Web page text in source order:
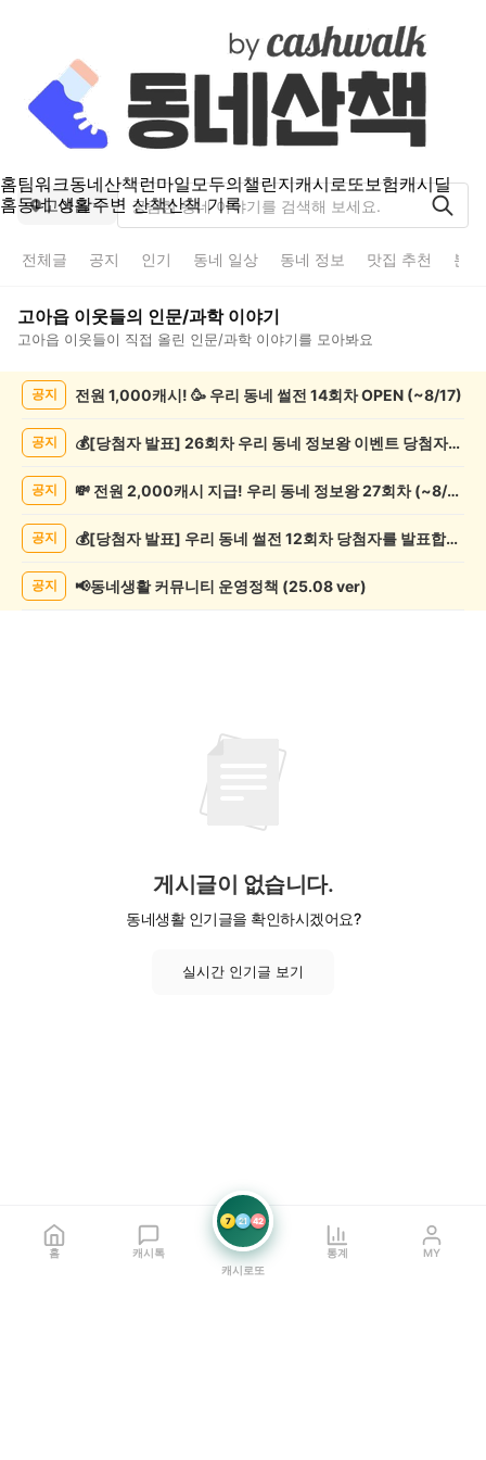
홈팀워크동네산책런마일모두의챌린지캐시로또보험캐시딜
홈동네 생활주변 산책산책 기록
고아읍
전체글 공지 인기 동네 일상 동네 정보 맛집 추천 분
고아읍 이웃들의 인문/과학이야기
고아읍 이웃들이 직접 올린 인문/과학 이야기를 모아봐요
록
공지 전원 1,000캐시! 🥳 우리 동네 썰전 14회차 OPEN (~8/17)
공지 💰[당첨자 발표] 26회차 우리 동네 정보왕 이벤트 당첨자를 발표합니다!
공지 💸 전원 2,000캐시 지급! 우리 동네 정보왕 27회차 (~8/10)
공지 💰[당첨자 발표] 우리 동네 썰전 12회차 당첨자를 발표합니다!
공지 📢동네생활 커뮤니티 운영정책 (25.08 ver)
게시글이 없습니다.
동네생활 인기글을 확인하시겠어요?
실시간 인기글 보기
홈 캐시톡
7 21 42
캐시로또
통계 MY